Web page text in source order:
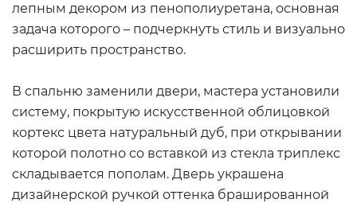
лепным декором из пенополиуретана, основная
задача которого – подчеркнуть стиль и визуально
расширить пространство.
В спальню заменили двери, мастера установили
систему, покрытую искусственной облицовкой
кортекс цвета натуральный дуб, при открывании
которой полотно со вставкой из стекла триплекс
складывается пополам. Дверь украшена
дизайнерской ручкой оттенка брашированной